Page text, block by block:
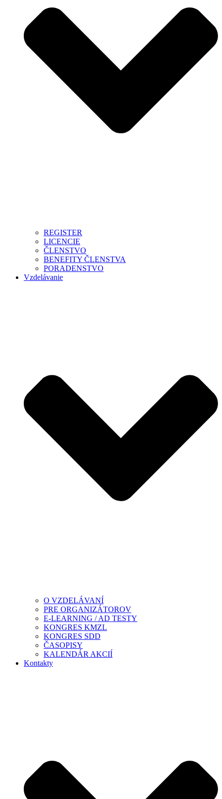
REGISTER
LICENCIE
ČLENSTVO
BENEFITY ČLENSTVA
PORADENSTVO
Vzdelávanie
O VZDELÁVANÍ
PRE ORGANIZÁTOROV
E-LEARNING / AD TESTY
KONGRES KMZL
KONGRES SDD
ČASOPISY
KALENDÁR AKCIÍ
Kontakty